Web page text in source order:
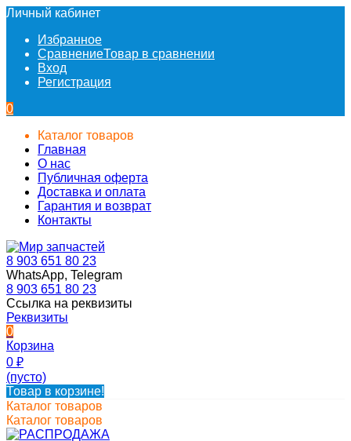
Личный кабинет
Избранное
СравнениеТовар в сравнении
Вход
Регистрация
0
Каталог товаров
Главная
О нас
Публичная оферта
Доставка и оплата
Гарантия и возврат
Контакты
8 903 651 80 23
WhatsApp, Telegram
8 903 651 80 23
Ссылка на реквизиты
Реквизиты
0
Корзина
0 ₽
(пусто)
Товар в корзине!
Каталог товаров
Каталог товаров